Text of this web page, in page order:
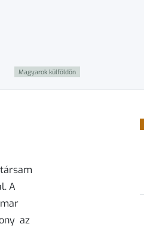
Magyarok külföldön
A
az